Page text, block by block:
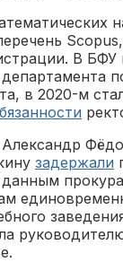
В
в 2020-м
задержали